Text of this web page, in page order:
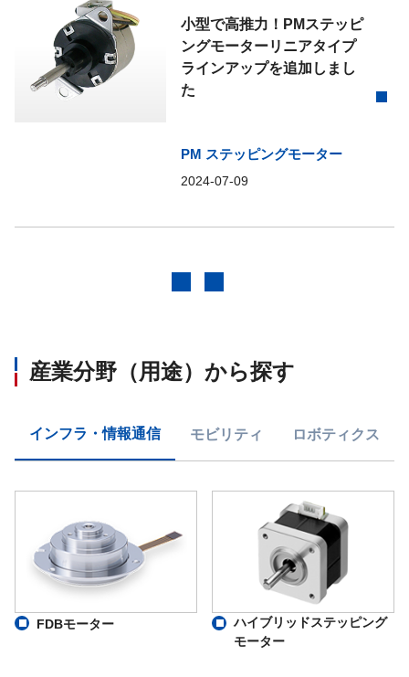
小型で高推力！PMステッピ
ングモーターリニアタイプ
ラインアップを追加しまし
た
PM ステッピングモーター
2024-07-09
産業分野（用途）から探す
インフラ・情報通信 モビリティ ロボティクス
FDBモーター
ハイブリッドステッピング
モーター